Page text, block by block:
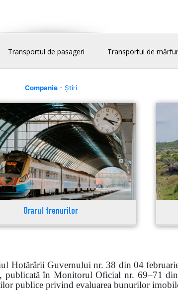
Transportul de pasageri Transportul de
Companie- Știri
Orarul trenurilor
Hotărârii Guvernului nr. 38 din 04
publicată în Monitorul Oficial nr. 69–71
publice privind evaluarea bunurilor